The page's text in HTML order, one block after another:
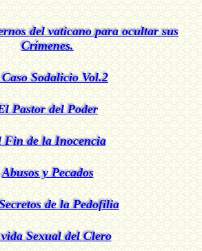
del vaticano para ocultar sus
Crímenes.
Sodalicio Vol.2
Pastor del Poder
Fin de la Inocencia
Abusos y Pecados
de la Pedofilia
Sexual del Clero